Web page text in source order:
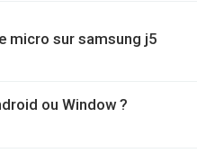
micro sur samsung j5
ou Window ?